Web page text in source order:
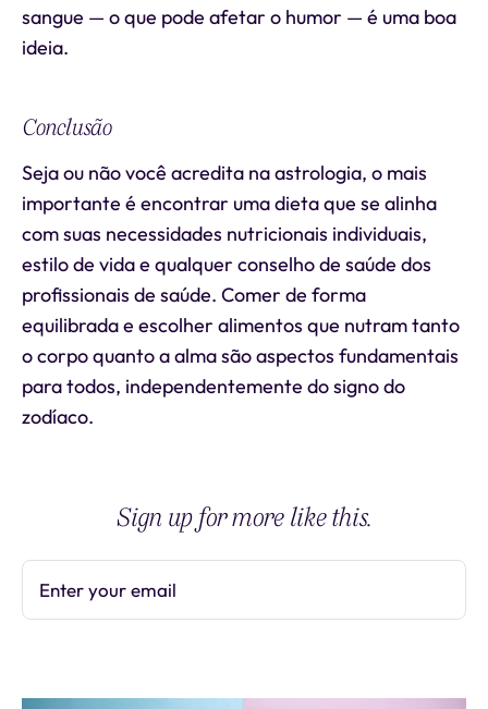
sangue — o que pode afetar o humor — é uma boa
ideia.
Conclusão
Seja ou não você acredita na astrologia, o mais
importante é encontrar uma dieta que se alinha
com suas necessidades nutricionais individuais,
estilo de vida e qualquer conselho de saúde dos
profissionais de saúde. Comer de forma
equilibrada e escolher alimentos que nutram tanto
o corpo quanto a alma são aspectos fundamentais
para todos, independentemente do signo do
zodíaco.
Sign up for more like this.
Enter your email